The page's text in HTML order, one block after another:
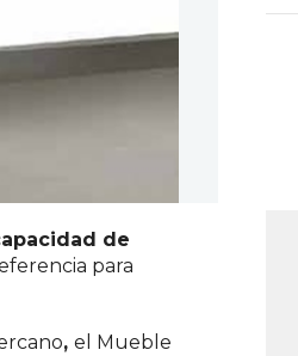
de
para
, el Mueble